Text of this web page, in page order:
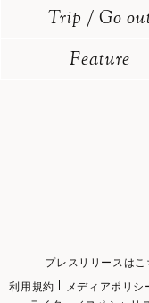
Trip / Go
Feature
プレスリリースはこ
利用規約
メディアポリシ